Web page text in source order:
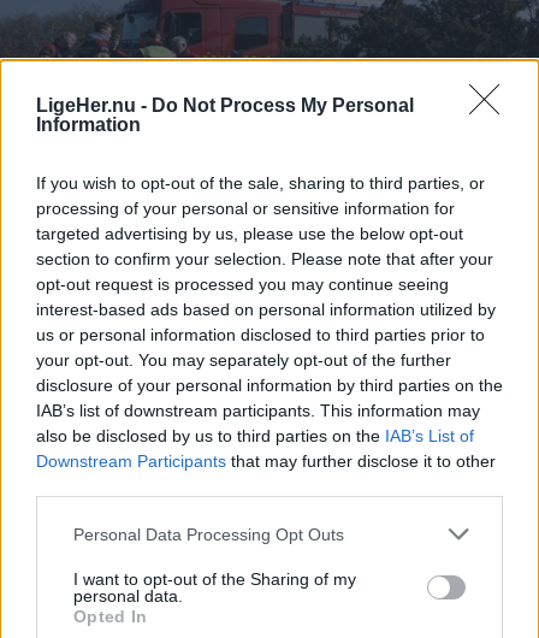
LigeHer.nu - Do Not Process My Personal
Information
If you wish to opt-out of the sale, sharing to third parties, or
processing of your personal or sensitive information for
targeted advertising by us, please use the below opt-out
section to confirm your selection. Please note that after your
opt-out request is processed you may continue seeing
interest-based ads based on personal information utilized by
us or personal information disclosed to third parties prior to
your opt-out. You may separately opt-out of the further
disclosure of your personal information by third parties on the
IAB’s list of downstream participants. This information may
also be disclosed by us to third parties on the IAB’s List of
Downstream Participants that may further disclose it to other
Personal Data Processing Opt Outs
I want to opt-out of the Sharing of my
personal data.
Opted In
Brian Kirk har også en forklaring på, hvorfor
truckershowet er blevet en succes hos lastbilfolket.
- Det er Danmarks hyggeligste truckershow. Vi
overladt til sig selv – og vi lægger vægt på, at de
sagtens kan have familien med til Vester Thorup.
Det er meget mere end et truckershow – det er et
familietræf, hvor alle kan hygge sig og samtidig
vise deres biler frem.
- Vi har også mere at byde på end andre. Fordi vi
ligger ved Vesterhavet, og hele vores særlige
fiskermiljø er lidt eksotisk og godt til en familietur,
når man ikke lige kommer fra egnen.
- Vi hører også fra truckerne, at de godt kan lide,
at der er styr på tingene i Vester Thorup. Det er nu
ikke noget særligt, synes vi selv. Det er bare
Aktuelt
Godt nyt: Hjælpen kommer hurtigere
frem
Emilie Nesheim Shaw
09. august 2026 kl. 14.03
NORDJYLLAND: De kommunale
redningsberedskaber i Nordjylland blev hurtigere